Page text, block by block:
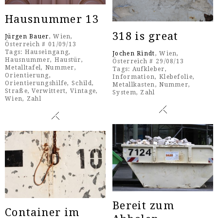
Hausnummer 13
Jürgen Bauer, Wien,
Österreich # 01/09/13
Tags: Hauseingang,
Hausnummer, Haustür,
Metalltafel, Nummer,
Orientierung,
Orientierungshilfe,Schild,
Straße,Verwittert,Vintage,
Wien, Zahl
318 is great
Jochen Rindt, Wien,
Österreich # 29/08/13
Tags: Aufkleber,
Information, Klebefolie,
Metallkasten,Nummer,
System, Zahl
Bereit zum
Container im